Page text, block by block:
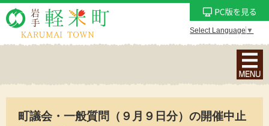
Select Language ▼
ナ
ビ
シ
町議会・一般質問（９月９日分）の開催中止